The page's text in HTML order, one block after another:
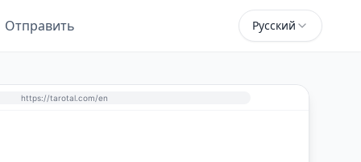
Отправить Русский
https://tarotal.com/en